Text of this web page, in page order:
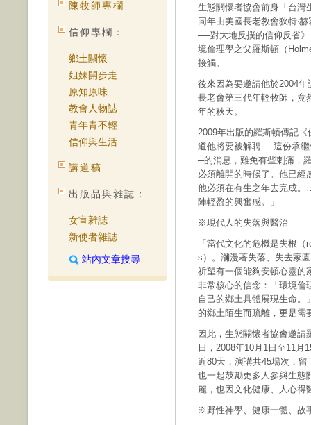
陳牧師專欄
信仰專欄：
鄉土關懷
姐妹開步走
原知原味
教會人物誌
青年青不輕
信仰與生活
講道稿
出版品與雜誌：
女宣雜誌
新使者雜誌
站內文章搜尋
生態關懷者協會前身「台灣
同年由美國長老教會狄特‧
──對大地反撲的信仰反省
境倫理學之父羅斯頓（
接觸。
後來因為要邀請他於2004
長老會第三代年輕牧師，竟
年的秋天。
2009年出版的羅斯頓傳記
道他將要被解聘──這份承
─的消息，難免有些刺痛，
必須離開的時候了。他已經
他必須在有生之年去完成
陣輕盈的興奮感。」
※現代人的失落與醫治
「當代文化的危機是失根
s）。瀰漫著失落、失去家
祈望有一個能夠安頓心靈的
非常核心的信念：「環境倫
自己的鄉土具體展現生命。
的鄉土陌生而疏離，更是需
因此，生態關懷者協會邀請
日，2008年10月1日至11月
近80天，演講共45場次，
也一起鼓勵更多人參與生態
麗，也因文化健康、人心得
※野性神學、健康一體、故